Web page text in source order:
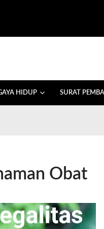
HIDUP SURAT
Obat